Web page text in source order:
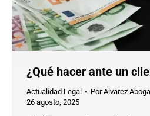
¿Qué hacer ante un
Actualidad Legal PorAlvarez
26 agosto, 2025